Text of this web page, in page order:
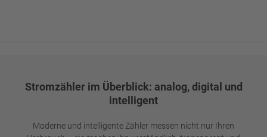
Stromzähler im Überblick: analog, digital und
intelligent
Moderne und intelligente Zähler messen nicht nur Ihren